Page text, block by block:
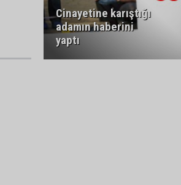
Cinayetine karıştığı
adamın haberini
yaptı